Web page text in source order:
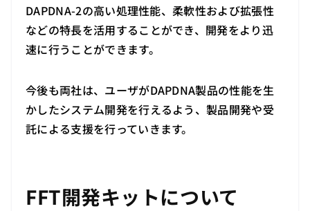
DAPDNA-2の高い処理性能、柔軟性および拡張性
などの特長を活用することができ、開発をより迅
速に行うことができます。
今後も両社は、ユーザがDAPDNA製品の性能を生
かしたシステム開発を行えるよう、製品開発や受
託による支援を行っていきます。
FFT開発キットについて